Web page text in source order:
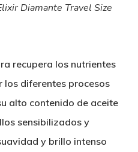
Diamante Travel Size
recupera los nutrientes
los diferentes procesos
alto contenido de aceite
sensibilizados y
y brillo intenso